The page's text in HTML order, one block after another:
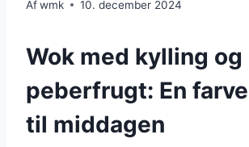
Afwmk 10. december 2024
Wok med kylling og
peberfrugt: En
til middagen